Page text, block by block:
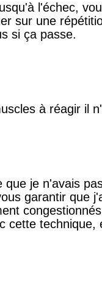
l'échec,
sur une
si ça passe.
à réagir il
je n'avais
garantir que
cette technique,